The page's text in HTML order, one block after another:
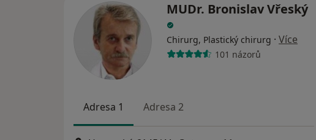
MUDr. Bronislav Vřeský
Chirurg, Plastický chirurg · Více
101 názorů
Adresa 1 Adresa 2